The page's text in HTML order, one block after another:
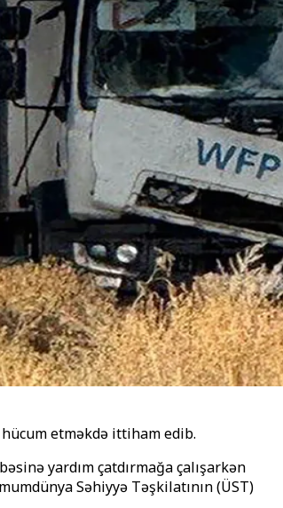
etməkdə ittiham edib.
yardım çatdırmağa çalışarkən
Səhiyyə Təşkilatının (ÜST)